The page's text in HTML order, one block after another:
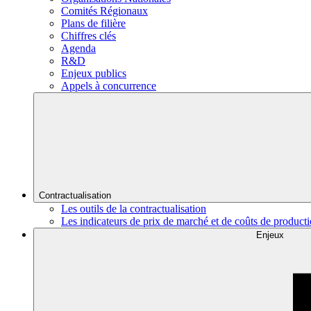
Comités Régionaux
Plans de filière
Chiffres clés
Agenda
R&D
Enjeux publics
Appels à concurrence
Contractualisation
Les outils de la contractualisation
Les indicateurs de prix de marché et de coûts de
Enjeux